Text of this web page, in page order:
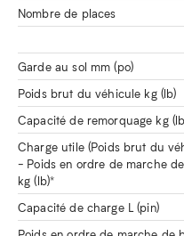
Nombre de places
Garde au sol mm (po)
Poids brut du véhicule kg (lb)
Capacité de remorquage kg
Charge utile (Poids brut du
- Poids en ordre de marche
kg (lb)*
Capacité de charge L (pin)